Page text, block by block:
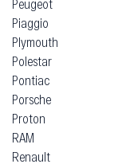
Peugeot
Piaggio
Plymouth
Polestar
Pontiac
Porsche
Proton
RAM
Renault